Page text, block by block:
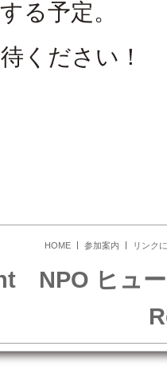
る予定。
ください！
HOME 参加案内 リンク
NPO ヒュ